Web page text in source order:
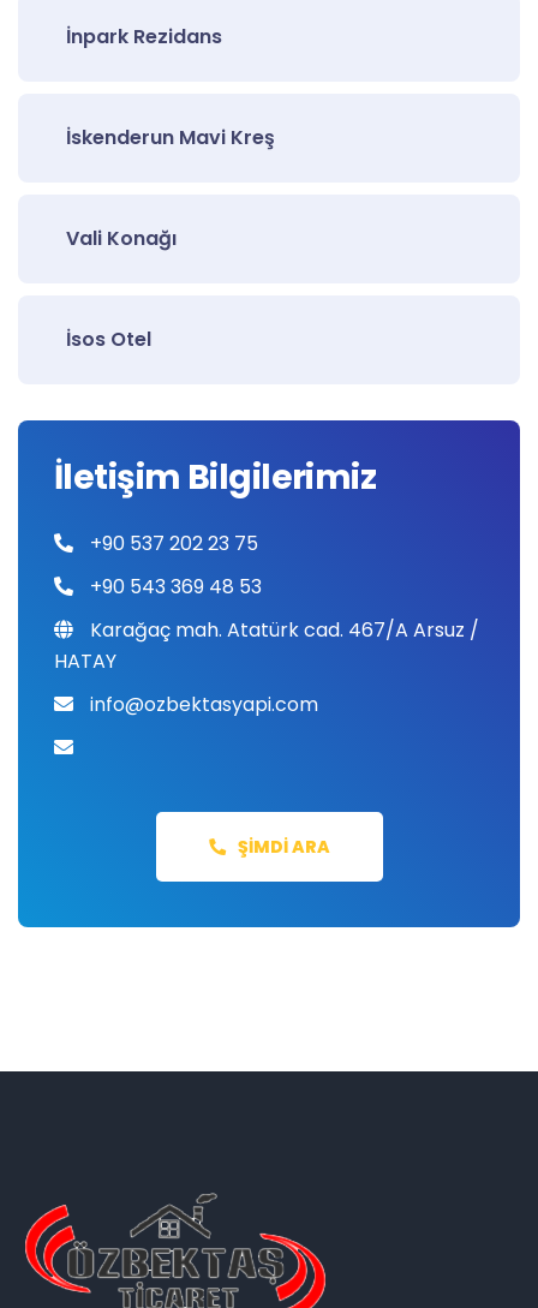
İnpark Rezidans
İskenderun Mavi Kreş
Vali Konağı
İsos Otel
İletişim Bilgilerimiz
+90 537 202 23 75
+90 543 369 48 53
Karağaç mah. Atatürk cad. 467/A Arsuz /
HATAY
info@ozbektasyapi.com
ŞIMDI ARA